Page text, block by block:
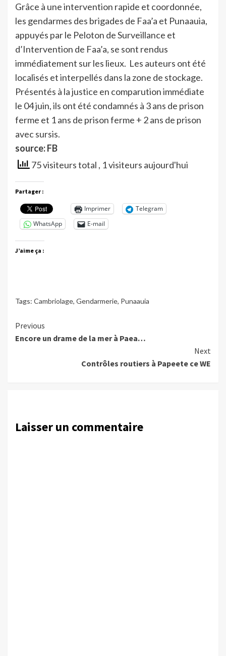
Grâce à une intervention rapide et coordonnée,
les gendarmes des brigades de Faa’a et Punaauia,
appuyés par le Peloton de Surveillance et
d’Intervention de Faa’a, se sont rendus
immédiatement sur les lieux. Les auteurs ont été
localisés et interpellés dans la zone de stockage.
Présentés à la justice en comparution immédiate
le 04 juin, ils ont été condamnés à 3 ans de prison
ferme et 1 ans de prison ferme + 2 ans de prison
avec sursis.
source: FB
75 visiteurs total , 1 visiteurs aujourd'hui
Partager :
Imprimer
Telegram
WhatsApp
E-mail
J’aime ça :
Tags: Cambriolage, Gendarmerie, Punaauia
Continue
Reading
Previous
Encore un drame de la mer à Paea…
Next
Contrôles routiers à Papeete ce WE
Laisser un commentaire